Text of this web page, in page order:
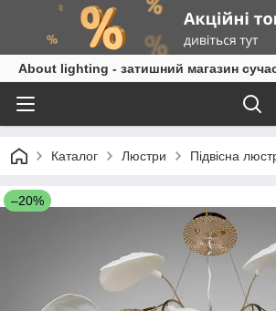
About lighting - затишний магазин
Каталог Люстри Підвісна
–20%